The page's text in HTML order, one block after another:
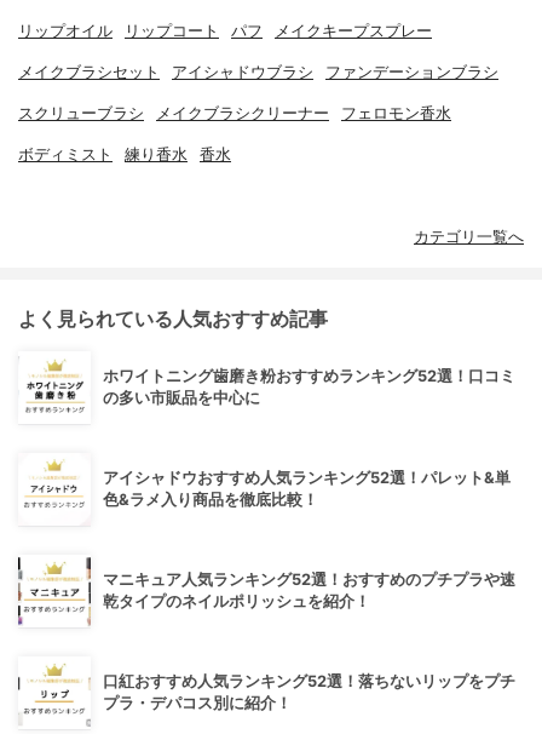
リップオイル リップコート パフ メイクキープスプレー
メイクブラシセット アイシャドウブラシ ファンデーションブラシ
スクリューブラシ メイクブラシクリーナー フェロモン香水
ボディミスト 練り香水 香水
カテゴリ一覧へ
よく見られている人気おすすめ記事
ホワイトニング歯磨き粉おすすめランキング52選！口コミ
の多い市販品を中心に
アイシャドウおすすめ人気ランキング52選！パレット&単
色&ラメ入り商品を徹底比較！
マニキュア人気ランキング52選！おすすめのプチプラや速
乾タイプのネイルポリッシュを紹介！
口紅おすすめ人気ランキング52選！落ちないリップをプチ
プラ・デパコス別に紹介！